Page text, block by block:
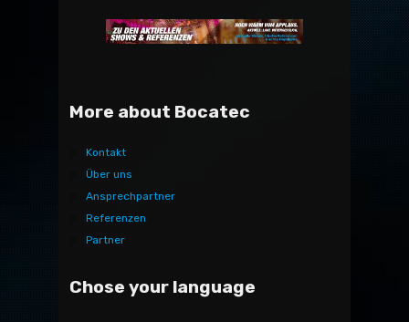
More about Bocatec
Kontakt
Über uns
Ansprechpartner
Referenzen
Partner
Chose your language